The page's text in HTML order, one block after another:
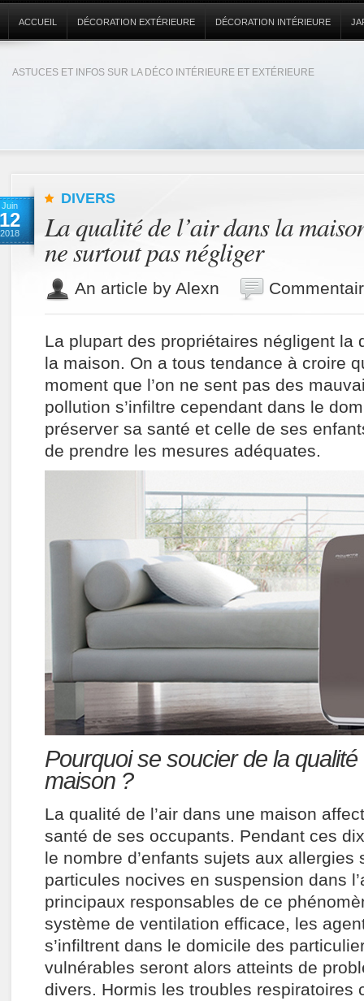
ASTUCES ET INFOS SUR LA DÉCO INTÉRIEURE ET EXTÉRIEURE
ACCUEIL DÉCORATION EXTÉRIEURE DÉCORATION INTÉRIEURE
Juin
12
2018
DIVERS
La qualité de l’air dans la
ne surtout pas négliger
An article by Alexn
La plupart des propriétaires négligent la
la maison. On a tous tendance à croire
moment que l’on ne sent pas des
pollution s’infiltre cependant dans le
préserver sa santé et celle de ses
de prendre les mesures adéquates.
Pourquoi se soucier de la qualité
maison ?
La qualité de l’air dans une maison
santé de ses occupants. Pendant ces
le nombre d’enfants sujets aux allergies
particules nocives en suspension dans
principaux responsables de ce
système de ventilation efficace, les
s’infiltrent dans le domicile des
vulnérables seront alors atteints de
divers. Hormis les troubles respiratoires